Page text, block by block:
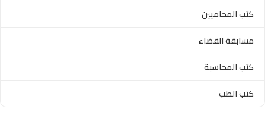
كتب المحاميين
مسابقة القضاء
كتب المحاسبة
كتب الطب